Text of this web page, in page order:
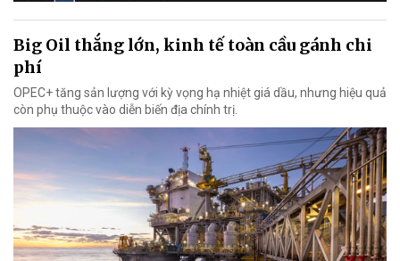
Big Oil thắng lớn, kinh tế toàn cầu gánh chi
phí
OPEC+ tăng sản lượng với kỳ vọng hạ nhiệt giá dầu, nhưng hiệu quả
còn phụ thuộc vào diễn biến địa chính trị.